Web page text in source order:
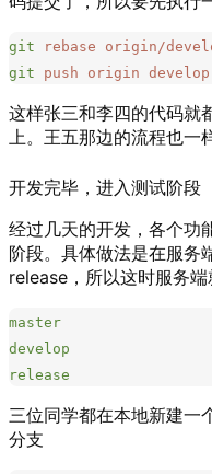
git rebase origin/
git push origin develop
这样张三和李四的代码就
上。王五那边的流程也一
开发完毕，进入测试阶段
经过几天的开发，各个功
阶段。具体做法是在服务
release，所以这时服务
master
develop
release
三位同学都在本地新建
分支